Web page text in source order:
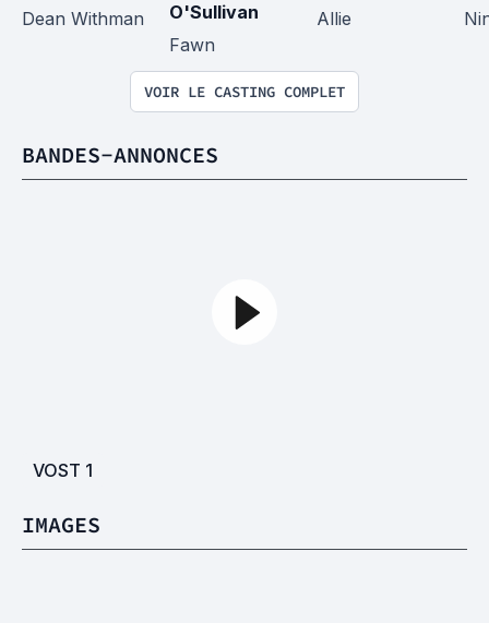
Dean Withman
O'Sullivan
Fawn
Allie
VOIR LE CASTING COMPLET
BANDES-ANNONCES
VOST 1
IMAGES